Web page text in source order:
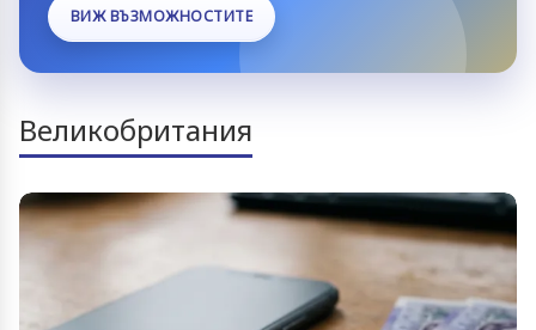
ВИЖ ВЪЗМОЖНОСТИТЕ
Великобритания